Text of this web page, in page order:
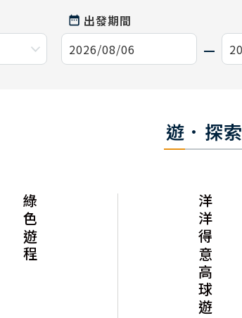
出發期間
遊．探索
綠色遊程 洋洋得意高球遊